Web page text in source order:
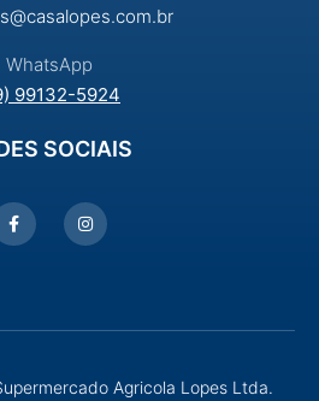
WhatsApp
99132-5924
SOCIAIS
Agricola Lopes Ltda.